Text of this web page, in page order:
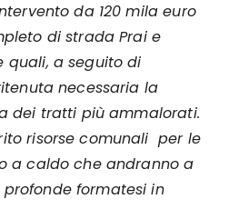
da 120 mila euro
di strada Prai e
quali, a seguito di
necessaria la
dei tratti più ammalorati.
risorse comunali per le
a caldo che andranno a
formatesi in